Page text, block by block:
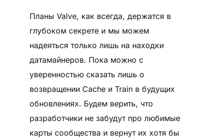
Планы Valve, как всегда, держатся в
глубоком секрете и мы можем
надеяться только лишь на находки
датамайнеров. Пока можно с
уверенностью сказать лишь о
возвращении Cache и Train в будущих
обновлениях. Будем верить, что
разработчики не забудут про любимые
карты сообщества и вернут их хотя бы